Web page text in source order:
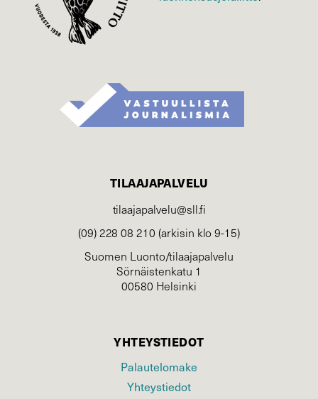
TILAAJAPALVELU
tilaajapalvelu@sll.fi
(09) 228 08 210 (arkisin klo 9-15)
Suomen Luonto/tilaajapalvelu
Sörnäistenkatu 1
00580 Helsinki
YHTEYSTIEDOT
Palautelomake
Yhteystiedot